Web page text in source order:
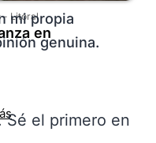
- Litoral
en
mi propia
genuina.
Sé el primero en